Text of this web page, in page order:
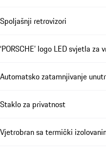
Spoljašnji retrovizori
‘PORSCHE’ logo LED svjetla za
Automatsko zatamnjivanje
Staklo za privatnost
Vjetrobran sa termički